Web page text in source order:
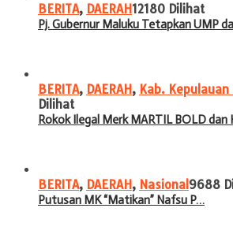
BERITA, DAERAH12180 Dilihat
Pj. Gubernur Maluku Tetapkan UMP
BERITA, DAERAH, Kab.
Dilihat
Rokok Ilegal Merk MARTIL BOLD
BERITA, DAERAH, Nasional 9688
Putusan MK “Matikan” Nafsu P…